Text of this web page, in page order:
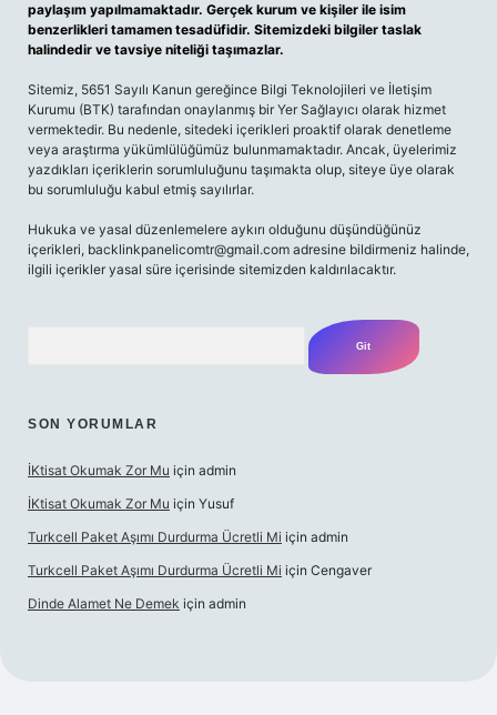
paylaşım yapılmamaktadır. Gerçek kurum ve kişiler ile isim
benzerlikleri tamamen tesadüfidir. Sitemizdeki bilgiler taslak
halindedir ve tavsiye niteliği taşımazlar.
Sitemiz, 5651 Sayılı Kanun gereğince Bilgi Teknolojileri ve İletişim
Kurumu (BTK) tarafından onaylanmış bir Yer Sağlayıcı olarak hizmet
vermektedir. Bu nedenle, sitedeki içerikleri proaktif olarak denetleme
veya araştırma yükümlülüğümüz bulunmamaktadır. Ancak, üyelerimiz
yazdıkları içeriklerin sorumluluğunu taşımakta olup, siteye üye olarak
bu sorumluluğu kabul etmiş sayılırlar.
Hukuka ve yasal düzenlemelere aykırı olduğunu düşündüğünüz
içerikleri, backlinkpanelicomtr@gmail.com adresine bildirmeniz halinde,
ilgili içerikler yasal süre içerisinde sitemizden kaldırılacaktır.
SON YORUMLAR
İKtisat Okumak Zor Mu için admin
İKtisat Okumak Zor Mu için Yusuf
Turkcell Paket Aşımı Durdurma Ücretli Mi için admin
Turkcell Paket Aşımı Durdurma Ücretli Mi için Cengaver
Dinde Alamet Ne Demek için admin